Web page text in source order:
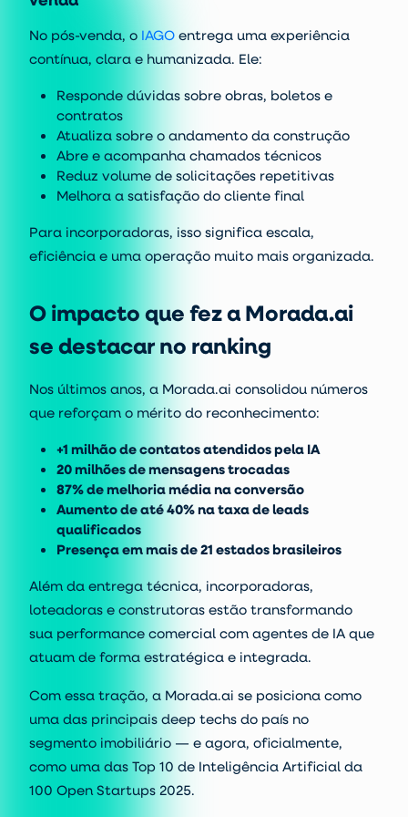
No pós-venda, o IAGO entrega uma experiência
contínua, clara e humanizada. Ele:
Responde dúvidas sobre obras, boletos e
contratos
Atualiza sobre o andamento da construção
Abre e acompanha chamados técnicos
Reduz volume de solicitações repetitivas
Melhora a satisfação do cliente final
Para incorporadoras, isso significa escala,
eficiência e uma operação muito mais organizada.
O impacto que fez a Morada.ai
se destacar no ranking
Nos últimos anos, a Morada.ai consolidou números
que reforçam o mérito do reconhecimento:
+1 milhão de contatos atendidos pela IA
20 milhões de mensagens trocadas
87% de melhoria média na conversão
Aumento de até 40% na taxa de leads
qualificados
Presença em mais de 21 estados brasileiros
Além da entrega técnica, incorporadoras,
loteadoras e construtoras estão transformando
sua performance comercial com agentes de IA que
atuam de forma estratégica e integrada.
Com essa tração, a Morada.ai se posiciona como
uma das principais deep techs do país no
segmento imobiliário — e agora, oficialmente,
como uma das Top 10 de Inteligência Artificial da
100 Open Startups 2025.